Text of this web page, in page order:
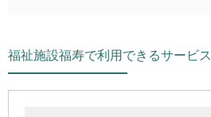
福祉施設福寿で利用できるサービス